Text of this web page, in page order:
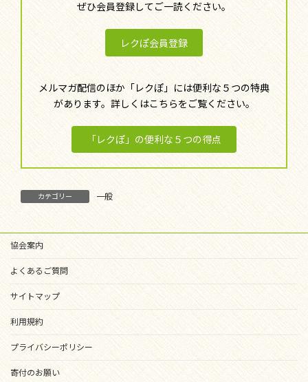
ぜひ会員登録してご一読ください。
レクぽ会員登録
メルマガ配信のほか「レクぽ」には便利な５つの特典
があります。詳しくはこちらをご覧ください。
「レクぽ」の便利な５つの得点
カテゴリー 一般
協会案内
よくあるご質問
サイトマップ
利用規約
プライバシーポリシー
寄付のお願い